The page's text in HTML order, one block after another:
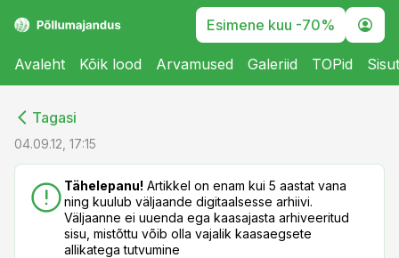
Esimene kuu -70%
Avaleht Kõik lood Arvamused Galeriid TOPid
Tagasi
04.09.12, 17:15
Tähelepanu! Artikkel on enam kui 5 aastat vana
ning kuulub väljaande digitaalsesse arhiivi.
Väljaanne ei uuenda ega kaasajasta arhiveeritud
sisu, mistõttu võib olla vajalik kaasaegsete
allikatega tutvumine